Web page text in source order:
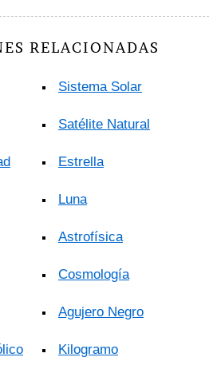
RELACIONADAS
Sistema Solar
Satélite Natural
Estrella
Luna
Astrofísica
Cosmología
Agujero Negro
Kilogramo